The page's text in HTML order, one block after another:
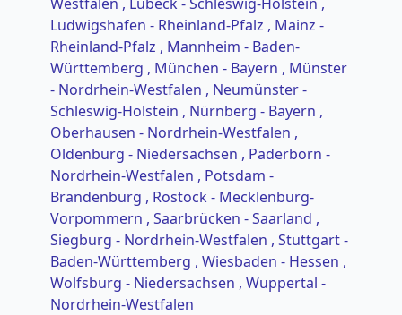
Ludwigshafen - Rheinland-Pfalz , Mainz -
Rheinland-Pfalz , Mannheim - Baden-
Württemberg , München - Bayern , Münster
- Nordrhein-Westfalen , Neumünster -
Schleswig-Holstein , Nürnberg - Bayern ,
Oberhausen - Nordrhein-Westfalen ,
Oldenburg - Niedersachsen , Paderborn -
Nordrhein-Westfalen , Potsdam -
Brandenburg , Rostock - Mecklenburg-
Vorpommern , Saarbrücken - Saarland ,
Siegburg - Nordrhein-Westfalen , Stuttgart -
Baden-Württemberg , Wiesbaden - Hessen ,
Wolfsburg - Niedersachsen , Wuppertal -
Nordrhein-Westfalen